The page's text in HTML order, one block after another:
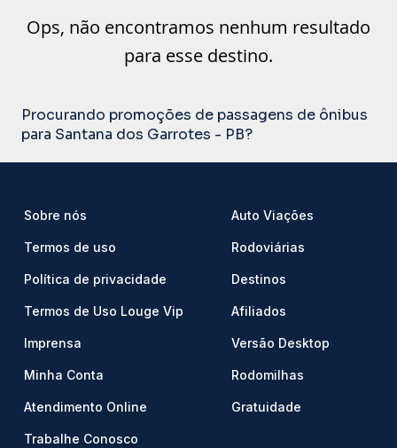
Ops, não encontramos nenhum resultado
para esse destino.
Procurando promoções de passagens de ônibus
para Santana dos Garrotes - PB?
Sobre nós
Termos de uso
Política de privacidade
Termos de Uso Louge Vip
Imprensa
Minha Conta
Atendimento Online
Trabalhe Conosco
Auto Viações
Rodoviárias
Destinos
Afiliados
Versão Desktop
Rodomilhas
Gratuidade